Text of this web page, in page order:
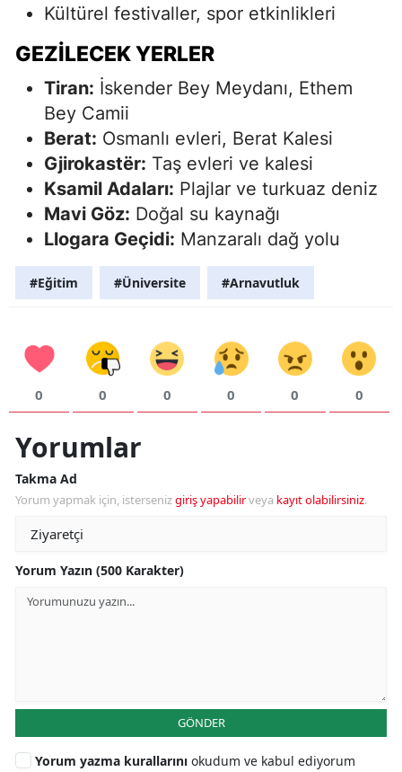
Kültürel festivaller, spor etkinlikleri
GEZILECEK YERLER
Tiran: İskender Bey Meydanı, Ethem
Bey Camii
Berat: Osmanlı evleri, Berat Kalesi
Gjirokastër: Taş evleri ve kalesi
Ksamil Adaları: Plajlar ve turkuaz deniz
Mavi Göz: Doğal su kaynağı
Llogara Geçidi: Manzaralı dağ yolu
#Eğitim #Üniversite #Arnavutluk
0 0 0 0 0 0
Yorumlar
Takma Ad
Yorum yapmak için, istersenizgiriş yapabilirveya kayıt olabilirsiniz.
Yorum Yazın (500 Karakter)
GÖNDER
Yorum yazma kurallarını okudum ve kabul ediyorum